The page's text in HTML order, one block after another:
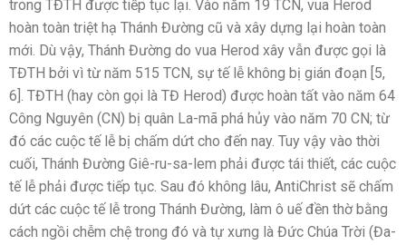
trong TĐTH được tiếp tục lại. Vào năm 19 TCN, vua Herod
hoàn toàn triệt hạ Thánh Đường cũ và xây dựng lại hoàn toàn
mới. Dù vậy, Thánh Đường do vua Herod xây vẫn được gọi là
TĐTH bởi vì từ năm 515 TCN, sự tế lễ không bị gián đoạn [5,
6]. TĐTH (hay còn gọi là TĐ Herod) được hoàn tất vào năm 64
Công Nguyên (CN) bị quân La-mã phá hủy vào năm 70 CN; từ
đó các cuộc tế lễ bị chấm dứt cho đến nay. Tuy vậy vào thời
cuối, Thánh Đường Giê-ru-sa-lem phải được tái thiết, các cuộc
tế lễ phải được tiếp tục. Sau đó không lâu, AntiChrist sẽ chấm
dứt các cuộc tế lễ trong Thánh Đường, làm ô uế đền thờ bằng
cách ngồi chễm chệ trong đó và tự xưng là Đức Chúa Trời (Đa-